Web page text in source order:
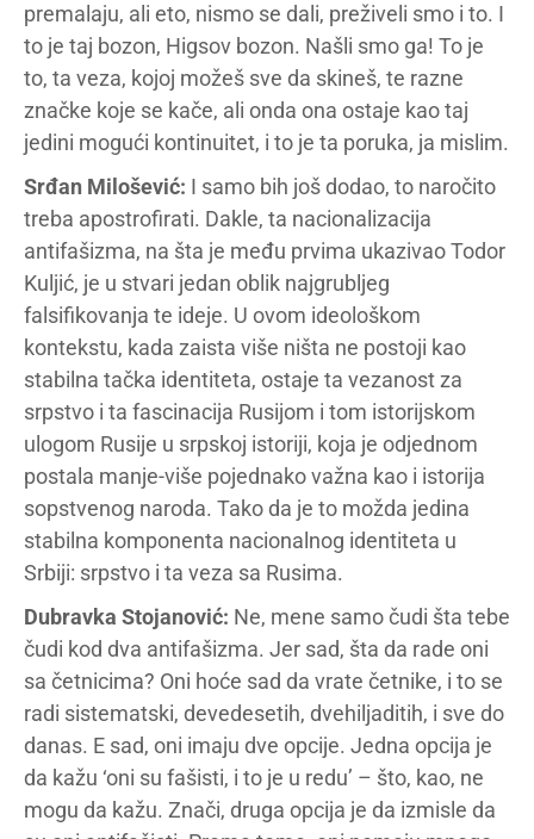
premalaju, ali eto, nismo se dali, preživeli smo i to. I
to je taj bozon, Higsov bozon. Našli smo ga! To je
to, ta veza, kojoj možeš sve da skineš, te razne
značke koje se kače, ali onda ona ostaje kao taj
jedini mogući kontinuitet, i to je ta poruka, ja mislim.
Srđan Milošević: I samo bih još dodao, to naročito
treba apostrofirati. Dakle, ta nacionalizacija
antifašizma, na šta je među prvima ukazivao Todor
Kuljić, je u stvari jedan oblik najgrubljeg
falsifikovanja te ideje. U ovom ideološkom
kontekstu, kada zaista više ništa ne postoji kao
stabilna tačka identiteta, ostaje ta vezanost za
srpstvo i ta fascinacija Rusijom i tom istorijskom
ulogom Rusije u srpskoj istoriji, koja je odjednom
postala manje-više pojednako važna kao i istorija
sopstvenog naroda. Tako da je to možda jedina
stabilna komponenta nacionalnog identiteta u
Srbiji: srpstvo i ta veza sa Rusima.
Dubravka Stojanović: Ne, mene samo čudi šta tebe
čudi kod dva antifašizma. Jer sad, šta da rade oni
sa četnicima? Oni hoće sad da vrate četnike, i to se
radi sistematski, devedesetih, dvehiljaditih, i sve do
danas. E sad, oni imaju dve opcije. Jedna opcija je
da kažu ‘oni su fašisti, i to je u redu’ – što, kao, ne
mogu da kažu. Znači, druga opcija je da izmisle da